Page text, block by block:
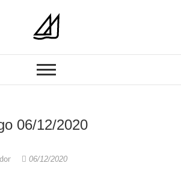
Nuestra
Señora del
Carmen
06/12/2020
06/12/2020